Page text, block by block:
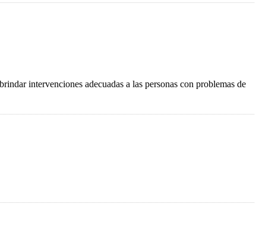
intervenciones adecuadas a las personas con problemas de